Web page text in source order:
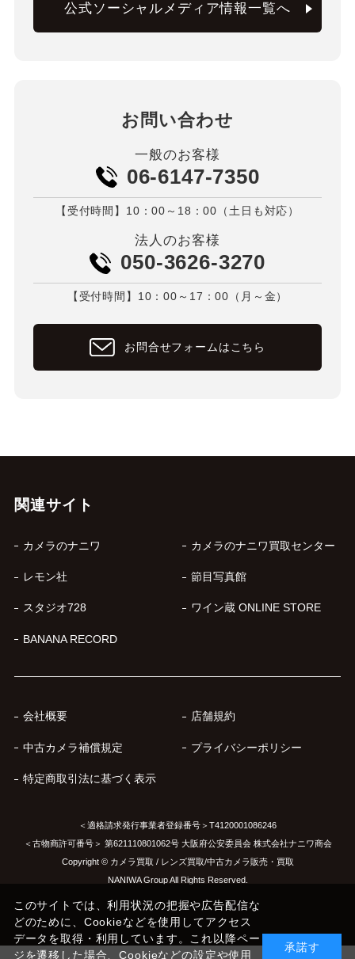
公式ソーシャルメディア情報一覧へ
お問い合わせ
一般のお客様
06-6147-7350
【受付時間】10：00～18：00（土日も対応）
法人のお客様
050-3626-3270
【受付時間】10：00～17：00（月～金）
お問合せフォームはこちら
関連サイト
カメラのナニワ カメラのナニワ買取センター
レモン社 節目写真館
スタジオ728 ワイン蔵 ONLINE STORE
BANANA RECORD
会社概要 店舗規約
中古カメラ補償規定 プライバシーポリシー
特定商取引法に基づく表示
＜適格請求発行事業者登録番号＞T4120001086246
＜古物商許可番号＞ 第621110801062号 大阪府公安委員会 株式会社ナニワ商会
Copyright © カメラ買取 / レンズ買取/中古カメラ販売・買取
NANIWA Group All Rights Reserved.
このサイトでは、利用状況の把握や広告配信な
どのために、Cookieなどを使用してアクセス
データを取得・利用しています。これ以降ペー
ジを遷移した場合、Cookieなどの設定や使用
承諾す